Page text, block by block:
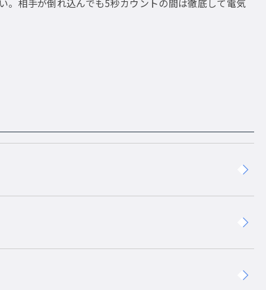
相手が倒れ込んでも5秒カウントの間は徹底して電気